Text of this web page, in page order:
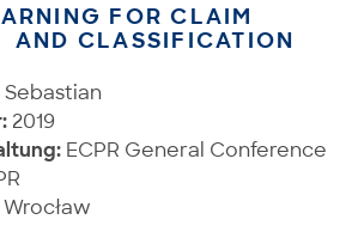
FOR CLAIM
CLASSIFICATION
Sebastian
2019
ECPR General Conference
Wrocław